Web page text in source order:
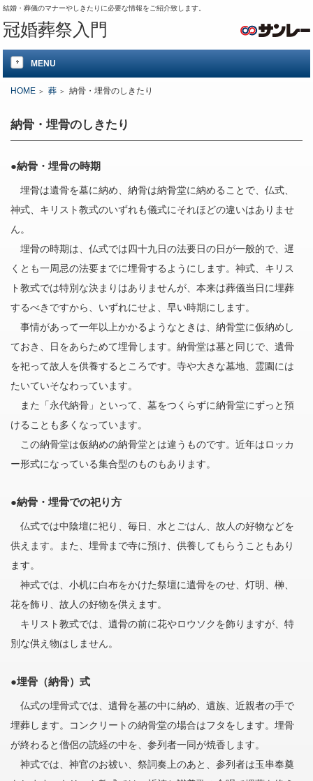
結婚・葬儀のマナーやしきたりに必要な情報をご紹介致します。
冠婚葬祭入門
MENU
HOME 葬 納骨・埋骨のしきたり
納骨・埋骨のしきたり
●納骨・埋骨の時期
埋骨は遺骨を墓に納め、納骨は納骨堂に納めることで、仏式、
神式、キリスト教式のいずれも儀式にそれほどの違いはありませ
ん。
埋骨の時期は、仏式では四十九日の法要日の日が一般的で、遅
くとも一周忌の法要までに埋骨するようにします。神式、キリス
ト教式では特別な決まりはありませんが、本来は葬儀当日に埋葬
するべきですから、いずれにせよ、早い時期にします。
事情があって一年以上かかるようなときは、納骨堂に仮納めし
ておき、日をあらためて埋骨します。納骨堂は墓と同じで、遺骨
を祀って故人を供養するところです。寺や大きな墓地、霊園には
たいていそなわっています。
また「永代納骨」といって、墓をつくらずに納骨堂にずっと預
けることも多くなっています。
この納骨堂は仮納めの納骨堂とは違うものです。近年はロッカ
ー形式になっている集合型のものもあります。
●納骨・埋骨での祀り方
仏式では中陰壇に祀り、毎日、水とごはん、故人の好物などを
供えます。また、埋骨まで寺に預け、供養してもらうこともあり
ます。
神式では、小机に白布をかけた祭壇に遺骨をのせ、灯明、榊、
花を飾り、故人の好物を供えます。
キリスト教式では、遺骨の前に花やロウソクを飾りますが、特
別な供え物はしません。
●埋骨（納骨）式
仏式の埋骨式では、遺骨を墓の中に納め、遺族、近親者の手で
埋葬します。コンクリートの納骨堂の場合はフタをします。埋骨
が終わると僧侶の読経の中を、参列者一同が焼香します。
神式では、神官のお祓い、祭詞奏上のあと、参列者は玉串奉奠